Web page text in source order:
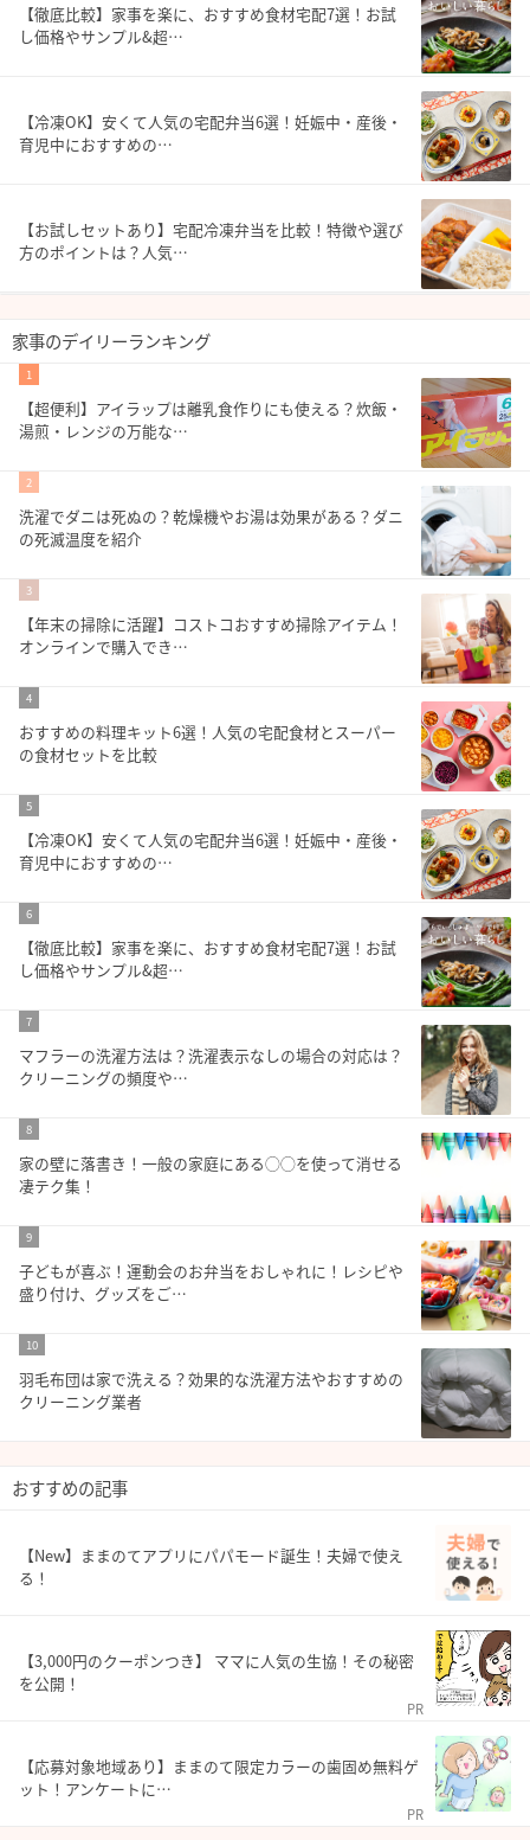
【徹底比較】家事を楽に、おすすめ食材宅配7選！お試
し価格やサンプル&超…
【冷凍OK】安くて人気の宅配弁当6選！妊娠中・産後・
育児中におすすめの…
【お試しセットあり】宅配冷凍弁当を比較！特徴や選び
方のポイントは？人気…
家事のデイリーランキング
1
【超便利】アイラップは離乳食作りにも使える？炊飯・
湯煎・レンジの万能な…
2
洗濯でダニは死ぬの？乾燥機やお湯は効果がある？ダニ
の死滅温度を紹介
3
【年末の掃除に活躍】コストコおすすめ掃除アイテム！
オンラインで購入でき…
4
おすすめの料理キット6選！人気の宅配食材とスーパー
の食材セットを比較
5
【冷凍OK】安くて人気の宅配弁当6選！妊娠中・産後・
育児中におすすめの…
6
【徹底比較】家事を楽に、おすすめ食材宅配7選！お試
し価格やサンプル&超…
7
マフラーの洗濯方法は？洗濯表示なしの場合の対応は？
クリーニングの頻度や…
8
家の壁に落書き！一般の家庭にある◯◯を使って消せる
凄テク集！
9
子どもが喜ぶ！運動会のお弁当をおしゃれに！レシピや
盛り付け、グッズをご…
10
羽毛布団は家で洗える？効果的な洗濯方法やおすすめの
クリーニング業者
おすすめの記事
【New】ままのてアプリにパパモード誕生！夫婦で使え
る！
【3,000円のクーポンつき】 ママに人気の生協！その秘密
を公開！
PR
【応募対象地域あり】ままのて限定カラーの歯固め無料ゲ
ット！アンケートに…
PR